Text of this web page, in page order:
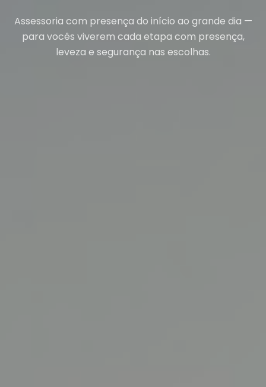
Assessoria com presença do início ao grande dia —
para vocês viverem cada etapa com presença,
leveza e segurança nas escolhas.